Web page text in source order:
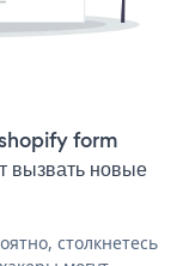
shopify form
вызвать новые
столкнетесь